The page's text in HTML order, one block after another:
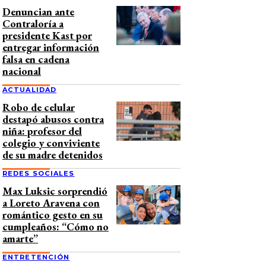
Denuncian ante
Contraloría a
presidente Kast por
entregar información
falsa en cadena
nacional
ACTUALIDAD
Robo de celular
destapó abusos contra
niña: profesor del
colegio y conviviente
de su madre detenidos
REDES SOCIALES
Max Luksic sorprendió
a Loreto Aravena con
romántico gesto en su
cumpleaños: “Cómo no
amarte”
ENTRETENCIÓN